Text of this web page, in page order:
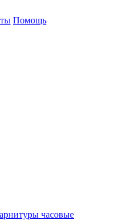
Помощь
часовые